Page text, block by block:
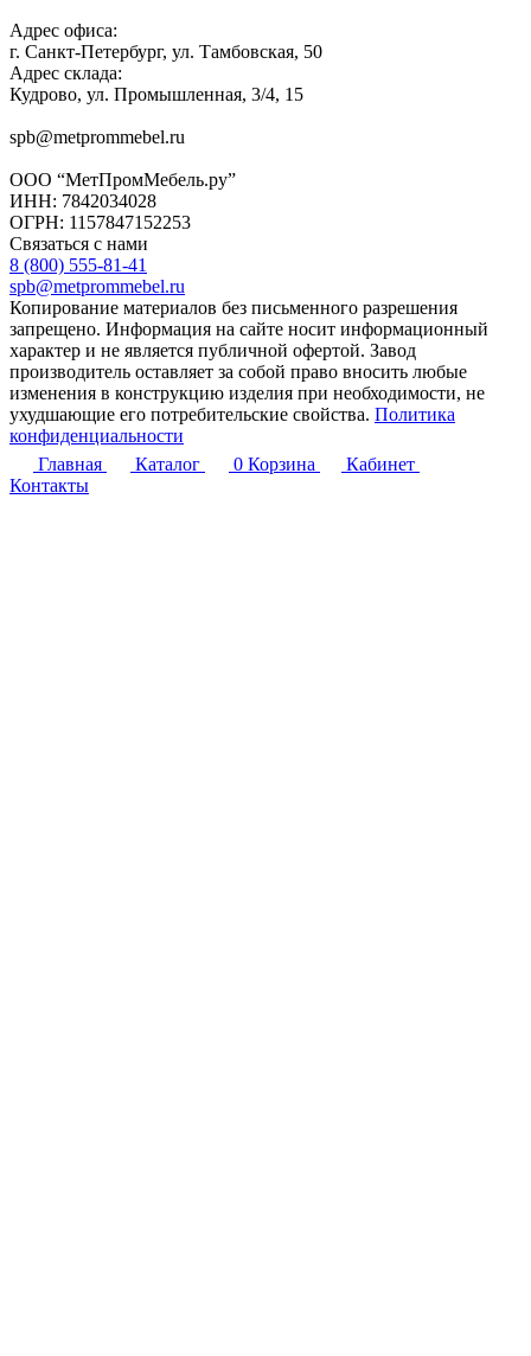
Адрес офиса:
г. Санкт-Петербург, ул. Тамбовская, 50
Адрес склада:
Кудрово, ул. Промышленная, 3/4, 15
spb@metprommebel.ru
ООО “МетПромМебель.ру”
ИНН: 7842034028
ОГРН: 1157847152253
Связаться с нами
8 (800) 555-81-41
spb@metprommebel.ru
Копирование материалов без письменного разрешения
запрещено. Информация на сайте носит информационный
характер и не является публичной офертой. Завод
производитель оставляет за собой право вносить любые
изменения в конструкцию изделия при необходимости, не
ухудшающие его потребительские свойства. Политика
конфиденциальности
Главная
Каталог 0 Корзина
Кабинет
Контакты